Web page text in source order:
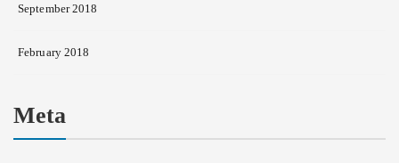
September 2018
February 2018
Meta